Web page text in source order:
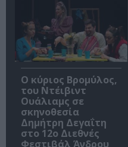
O κύριος Βρομύλος,
του Ντέιβιντ
Ουάλιαμς σε
σκηνοθεσία
Δημήτρη Δεγαΐτη
στο 12ο Διεθνές
Φεστιβάλ Άνδρου